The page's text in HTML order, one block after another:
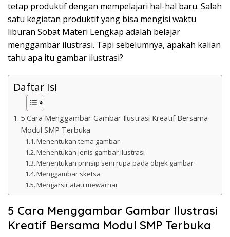
a
p
tetap produktif dengan mempelajari hal-hal baru. Salah
satu kegiatan produktif yang bisa mengisi waktu
liburan Sobat Materi Lengkap adalah belajar
menggambar ilustrasi. Tapi sebelumnya, apakah kalian
tahu apa itu gambar ilustrasi?
Daftar Isi
5 Cara Menggambar Gambar Ilustrasi Kreatif Bersama
Modul SMP Terbuka
Menentukan tema gambar
Menentukan jenis gambar ilustrasi
Menentukan prinsip seni rupa pada objek gambar
Menggambar sketsa
Mengarsir atau mewarnai
5 Cara Menggambar Gambar Ilustrasi
Kreatif Bersama Modul SMP Terbuka